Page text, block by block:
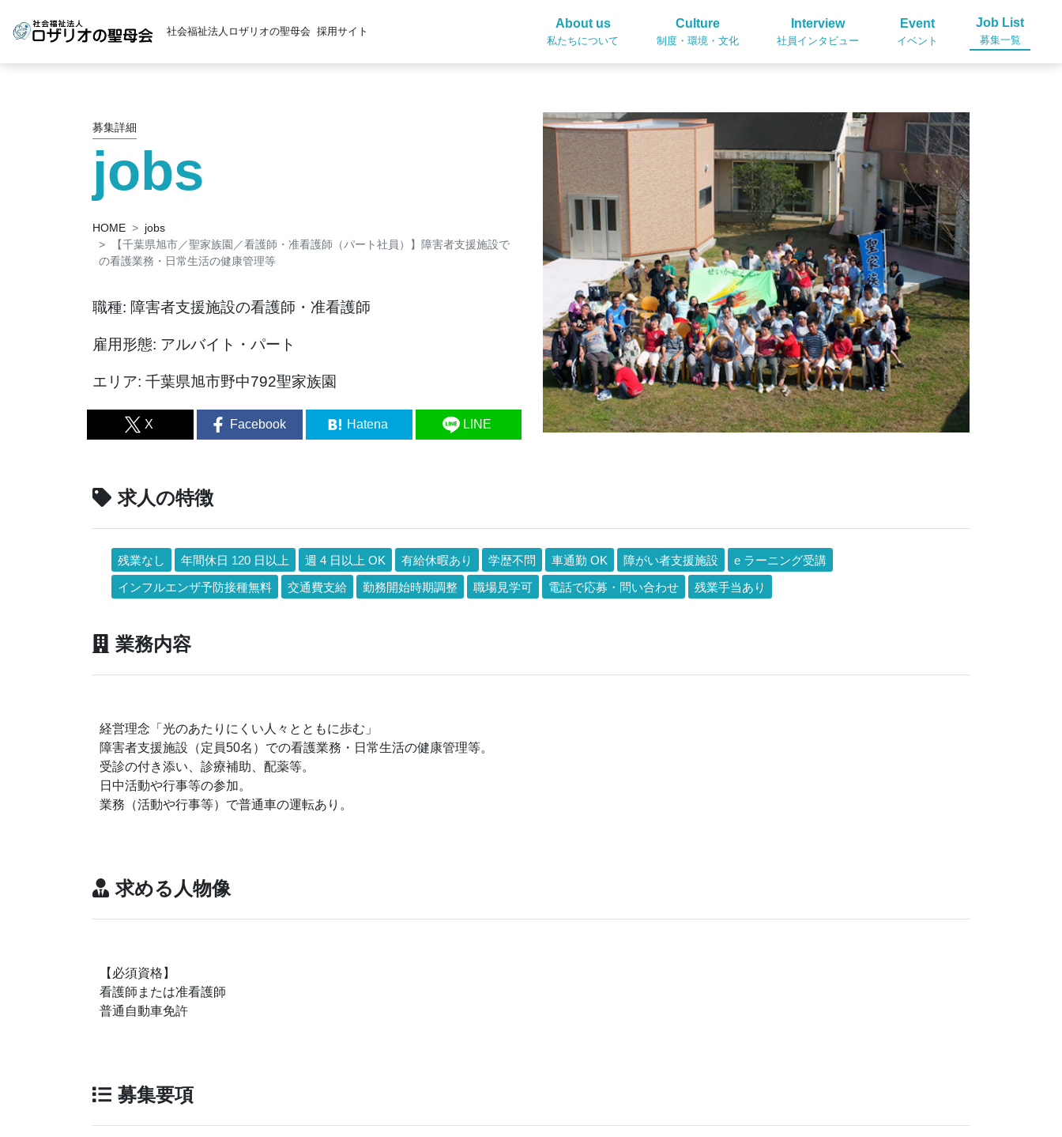
社会福祉法人ロザリオの聖母会 採用サイト
About us
私たちについて
Culture
制度・環境・文化
Interview
社員インタビュー
Event
イベント
Job List
募集一覧
募集詳細
jobs
HOME
jobs
【千葉県旭市／聖家族園／看護師・准看護師（パート社員）】障害者支援施設で
の看護業務・日常生活の健康管理等
職種: 障害者支援施設の看護師・准看護師
雇用形態: アルバイト・パート
エリア: 千葉県旭市野中792聖家族園
X Facebook Hatena LINE
求人の特徴
残業なし 年間休日 120 日以上 週 4 日以上 OK 有給休暇あり 学歴不問 車通勤 OK 障がい者支援施設
e ラーニング受講
インフルエンザ予防接種無料
交通費支給 勤務開始時期調整 職場見学可 電話で応募・問い合わせ 残業手当あり
業務内容
経営理念「光のあたりにくい人々とともに歩む」
障害者支援施設（定員50名）での看護業務・日常生活の健康管理等。
受診の付き添い、診療補助、配薬等。
日中活動や行事等の参加。
業務（活動や行事等）で普通車の運転あり。
求める人物像
【必須資格】
看護師または准看護師
普通自動車免許
募集要項